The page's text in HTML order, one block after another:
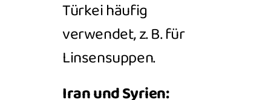
Türkei häufig
verwendet, z. B. für
Linsensuppen.
Iran und Syrien: